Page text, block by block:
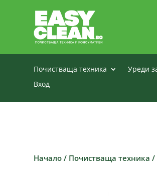
Почистваща техника Уреди
Вход
Начало / Почистваща техника /